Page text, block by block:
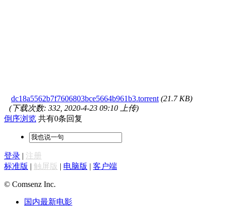
dc18a5562b7f7606803bce5664b961b3.torrent (21.7 KB)
(下载次数: 332, 2020-4-23 09:10 上传)
倒序浏览 共有0条回复
登录 | 注册
标准版 | 触屏版 | 电脑版 | 客户端
© Comsenz Inc.
国内最新电影